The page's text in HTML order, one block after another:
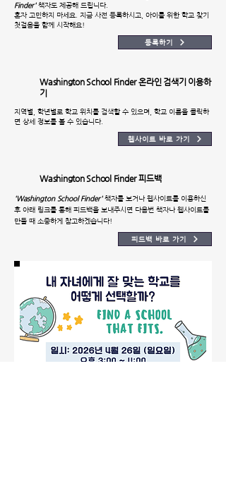
Finder'책자도 제공해 드립니다.
혼자 고민하지 마세요. 지금 사전 등록하시고, 아이를 위한 학교 찾기
첫걸음을 함께 시작해요!
등록하기
Washington School Finder 온라인 검색기 이용하
기
지역별, 학년별로 학교 위치를 검색할 수 있으며, 학교 이름을 클릭하
면 상세 정보를 볼 수 있습니다.​
웹사이트 바로 가기
Washington School Finder 피드백
'Washington School Finder'책자를 보거나 웹사이트를 이용하신
후 아래 링크를 통해 피드백을 보내주시면 다음번 책자나 웹사이트를
만들 때 소중하게 참고하겠습니다!
피드백 바로 가기